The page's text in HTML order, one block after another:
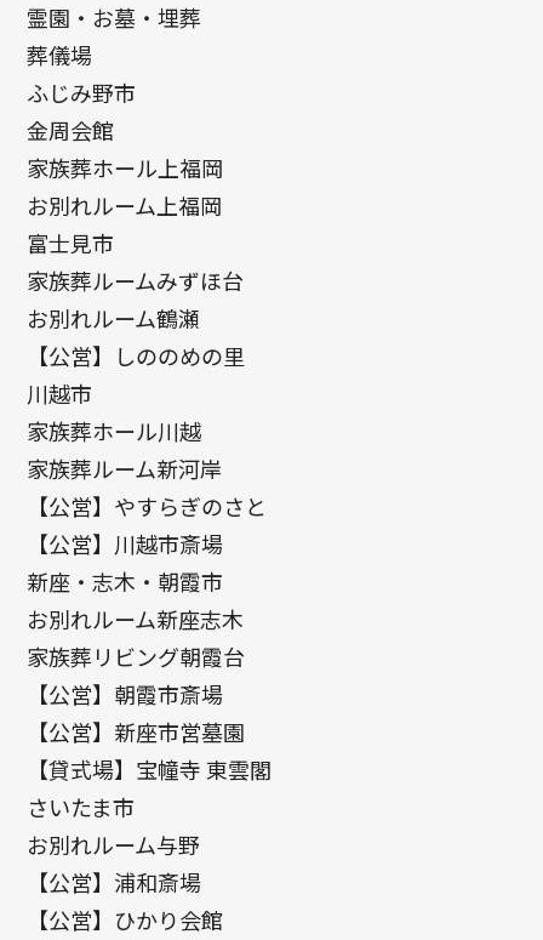
霊園・お墓・埋葬
葬儀場
ふじみ野市
金周会館
家族葬ホール上福岡
お別れルーム上福岡
富士見市
家族葬ルームみずほ台
お別れルーム鶴瀬
【公営】しののめの里
川越市
家族葬ホール川越
家族葬ルーム新河岸
【公営】やすらぎのさと
【公営】川越市斎場
新座・志木・朝霞市
お別れルーム新座志木
家族葬リビング朝霞台
【公営】朝霞市斎場
【公営】新座市営墓園
【貸式場】宝幢寺 東雲閣
さいたま市
お別れルーム与野
【公営】浦和斎場
【公営】ひかり会館